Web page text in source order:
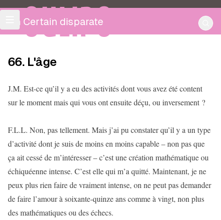
OULIPO
Un Certain disparate
66. L'âge
J.M. Est-ce qu’il y a eu des activités dont vous avez été content
sur le moment mais qui vous ont ensuite déçu, ou inversement ?
F.L.L. Non, pas tellement. Mais j’ai pu constater qu’il y a un type
d’activité dont je suis de moins en moins capable – non pas que
ça ait cessé de m’intéresser – c’est une création mathématique ou
échiquéenne intense. C’est elle qui m’a quitté. Maintenant, je ne
peux plus rien faire de vraiment intense, on ne peut pas demander
de faire l’amour à soixante-quinze ans comme à vingt, non plus
des mathématiques ou des échecs.